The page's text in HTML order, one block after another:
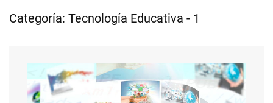
Categoría: Tecnología Educativa - 1